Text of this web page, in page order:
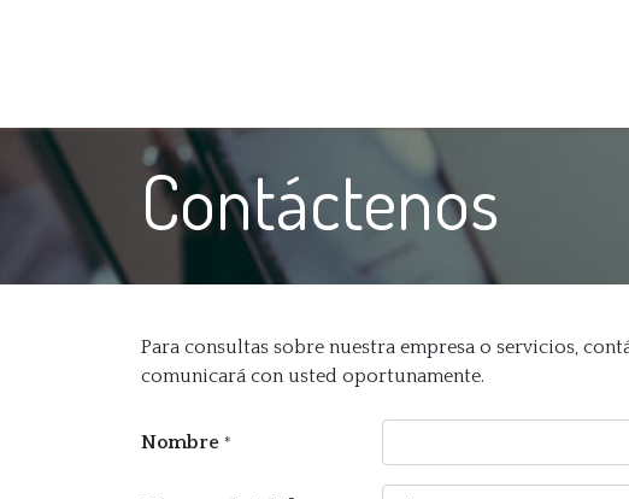
Contáctenos
Para consultas sobre nuestra empresa o servicios,
comunicará con usted oportunamente.
Nombre *